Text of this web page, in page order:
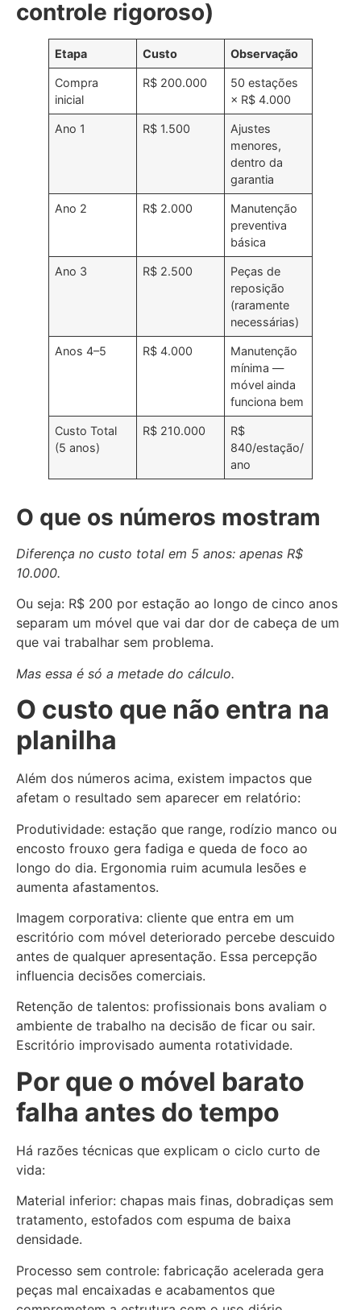
controle rigoroso)
Etapa Custo Observação
Compra
inicial
R$ 200.000
50 estações
× R$ 4.000
Ano 1 R$ 1.500
Ajustes
menores,
dentro da
garantia
Ano 2 R$ 2.000
Manutenção
preventiva
básica
Ano 3 R$ 2.500
Peças de
reposição
(raramente
necessárias)
Anos 4–5 R$ 4.000
Manutenção
mínima —
móvel ainda
funciona bem
Custo Total
(5 anos)
R$ 210.000
R$
840/estação/
ano
O que os números mostram
Diferença no custo total em 5 anos: apenas R$
10.000.
Ou seja: R$ 200 por estação ao longo de cinco anos
separam um móvel que vai dar dor de cabeça de um
que vai trabalhar sem problema.
Mas essa é só a metade do cálculo.
O custo que não entra na
planilha
Além dos números acima, existem impactos que
afetam o resultado sem aparecer em relatório:
Produtividade: estação que range, rodízio manco ou
encosto frouxo gera fadiga e queda de foco ao
longo do dia. Ergonomia ruim acumula lesões e
aumenta afastamentos.
Imagem corporativa: cliente que entra em um
escritório com móvel deteriorado percebe descuido
antes de qualquer apresentação. Essa percepção
influencia decisões comerciais.
Retenção de talentos: profissionais bons avaliam o
ambiente de trabalho na decisão de ficar ou sair.
Escritório improvisado aumenta rotatividade.
Por que o móvel barato
falha antes do tempo
Há razões técnicas que explicam o ciclo curto de
vida:
Material inferior: chapas mais finas, dobradiças sem
tratamento, estofados com espuma de baixa
densidade.
Processo sem controle: fabricação acelerada gera
peças mal encaixadas e acabamentos que